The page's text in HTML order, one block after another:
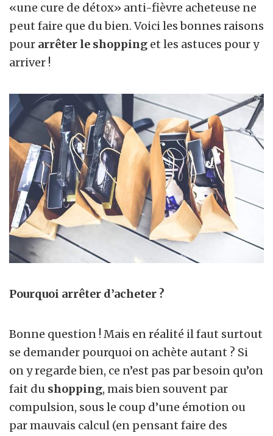
«une cure de détox» anti-fièvre acheteuse ne
peut faire que du bien. Voici les bonnes raisons
pour arrêter le shopping et les astuces pour y
arriver !
Pourquoi arrêter d’acheter ?
Bonne question ! Mais en réalité il faut surtout
se demander pourquoi on achète autant ? Si
on y regarde bien, ce n’est pas par besoin qu’on
fait du shopping, mais bien souvent par
compulsion, sous le coup d’une émotion ou
par mauvais calcul (en pensant faire des